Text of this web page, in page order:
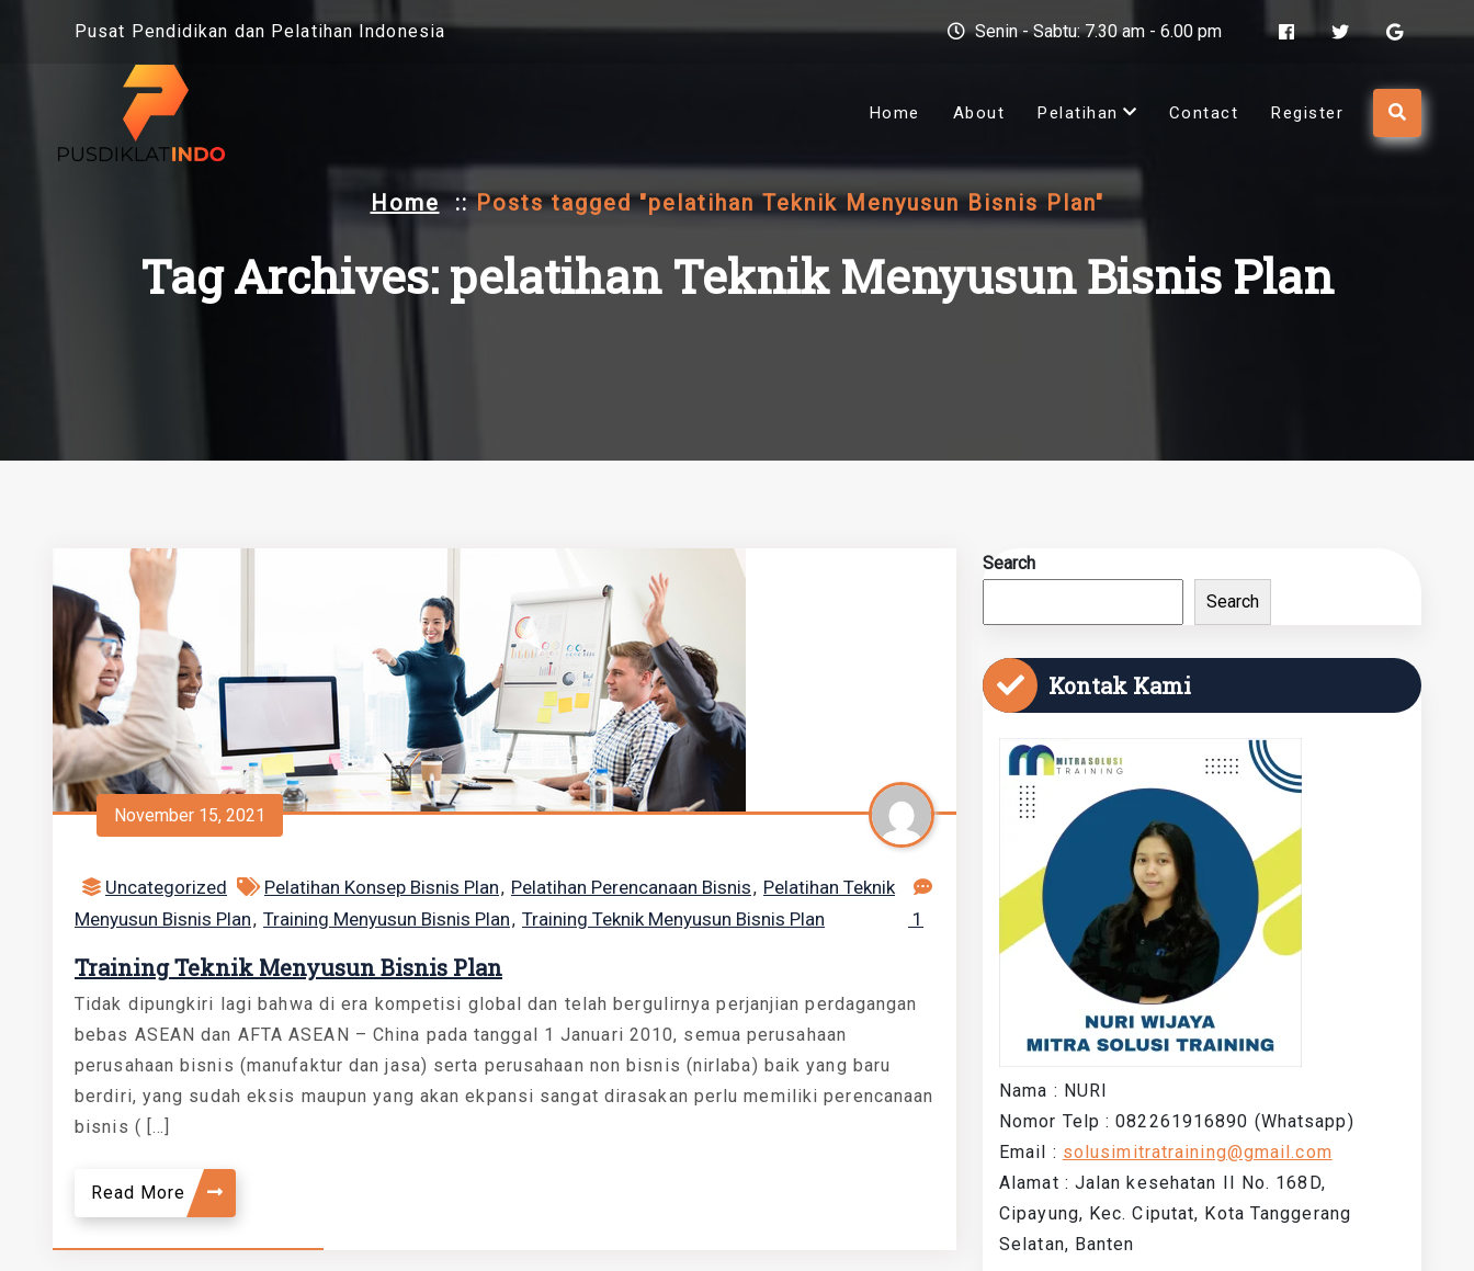
Pusat Pendidikan dan Pelatihan Indonesia Senin - Sabtu: 7.30 am - 6.00 pm
Home About Pelatihan Contact Register
Home::Posts tagged "pelatihan Teknik Menyusun Bisnis Plan"
Tag Archives: pelatihan Teknik Menyusun Bisnis Plan
November 15, 2021
Uncategorized Pelatihan Konsep Bisnis Plan, Pelatihan Perencanaan Bisnis, Pelatihan Teknik
Menyusun Bisnis Plan, Training Menyusun Bisnis Plan, Training Teknik Menyusun Bisnis Plan 1
Training Teknik Menyusun Bisnis Plan
Tidak dipungkiri lagi bahwa di era kompetisi global dan telah bergulirnya perjanjian perdagangan
bebas ASEAN dan AFTA ASEAN – China pada tanggal 1 Januari 2010, semua perusahaan
perusahaan bisnis (manufaktur dan jasa) serta perusahaan non bisnis (nirlaba) baik yang baru
berdiri, yang sudah eksis maupun yang akan ekpansi sangat dirasakan perlu memiliki perencanaan
bisnis ( […]
Read More
Search
Search
Kontak Kami
Nama : NURI
Nomor Telp : 082261916890 (Whatsapp)
Email : solusimitratraining@gmail.com
Alamat : Jalan kesehatan II No. 168D,
Cipayung, Kec. Ciputat, Kota Tanggerang
Selatan, Banten